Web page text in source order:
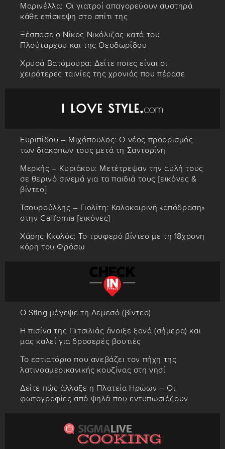
Μαρινέλλα: Οι γιατροί απαγορεύουν αυστηρά
κάθε επίσκεψη στο σπίτι της
Ξέσπασε ο Νίκος Νικόλιζας κατά του
Πλούταρχου και της Θεοδωρίδου
Χρυσά Βατόμουρα: Δείτε ποιες είναι οι
χειρότερες ταινίες της χρονιάς που πέρασε
Ευριπίδου – Μιχόπουλος: Ο νέος προορισμός
των διακοπών τους μετά τη Σαντορίνη
Μερκής – Κυριάκου: Μετέτρεψαν την αυλή τους
σε θερινό σινεμά για τα παιδιά τους [εικόνες &
βίντεο]
Τσουρούλλης – Γιολίτη: Καλοκαιρινή «απόδραση»
στην California [εικόνες]
Χάρης Κκολός: Το τρυφερό βίντεο με τη 18χρονη
κόρη του Φρόσω
Ο Sting μάγεψε τη Λεμεσό (βίντεο)
Η πισίνα της Πιτσιλιάς άνοιξε ξανά (σήμερα) και
μας καλεί για δροσερές βουτιές
Το εστιατόριο που ανεβάζει τον πήχη της
λατινοαμερικανικής κουζίνας στη νησί
Δείτε πώς άλλαξε η Πλατεία Ηρώων – Οι
φωτογραφίες από ψηλά που εντυπωσιάζουν